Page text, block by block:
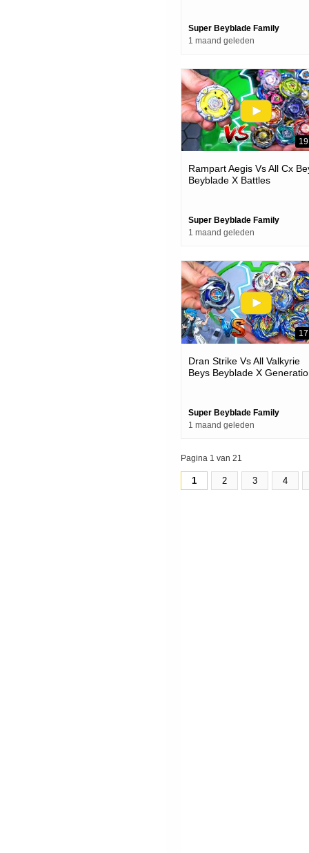
Super Beyblade Family
1 maand geleden
Rampart Aegis Vs All Cx
Beyblade X Battles
Super Beyblade Family
1 maand geleden
Dran Strike Vs All Valkyrie
Beys Beyblade X
Super Beyblade Family
1 maand geleden
Pagina 1 van 21
1 2 3 4